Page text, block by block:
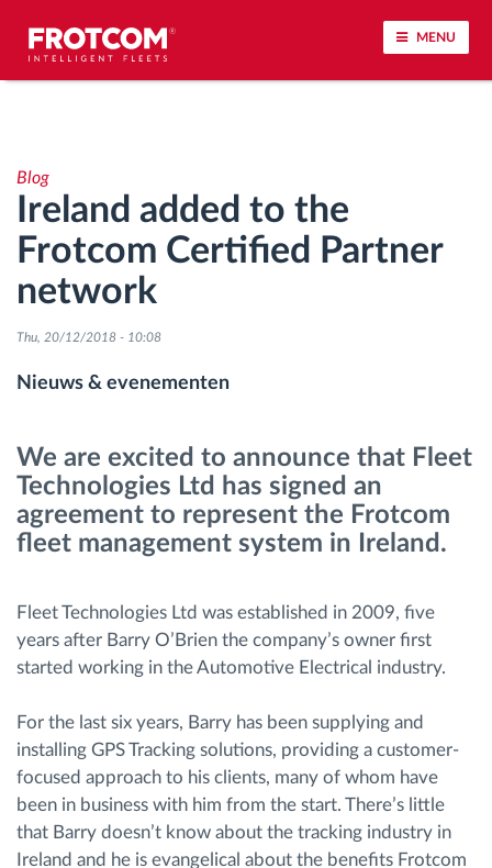
MENU
Rijgedrag analyse
Controle van rijtijden
Personeelsbeheer
Brandstofbeheer
Routeplanning en -monitoring
Automatische bestuurdersidentificatie
Ontdek alle functies
Hoe we de noden van elke vlootactiviteit
oplossen
Blog
Ireland added to the
Frotcom Certified Partner
network
Thu, 20/12/2018 - 10:08
Nieuws & evenementen
We are excited to announce that Fleet
Technologies Ltd has signed an
agreement to represent the Frotcom
fleet management system in Ireland.
Fleet Technologies Ltd was established in 2009, five
years after Barry O’Brien the company’s owner first
started working in the Automotive Electrical industry.
For the last six years, Barry has been supplying and
installing GPS Tracking solutions, providing a customer-
focused approach to his clients, many of whom have
been in business with him from the start. There’s little
that Barry doesn’t know about the tracking industry in
Ireland and he is evangelical about the benefits Frotcom